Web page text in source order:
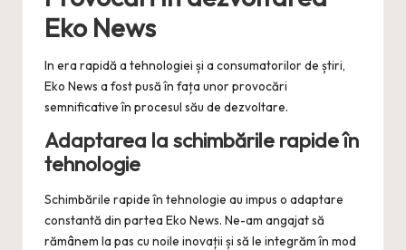
Eko News
In era rapidă a tehnologiei și a consumatorilor de știri,
Eko News a fost pusă în fața unor provocări
semnificative în procesul său de dezvoltare.
Adaptarea la schimbările rapide în
tehnologie
Schimbările rapide în tehnologie au impus o adaptare
constantă din partea Eko News. Ne-am angajat să
rămânem la pas cu noile inovații și să le integrăm în mod